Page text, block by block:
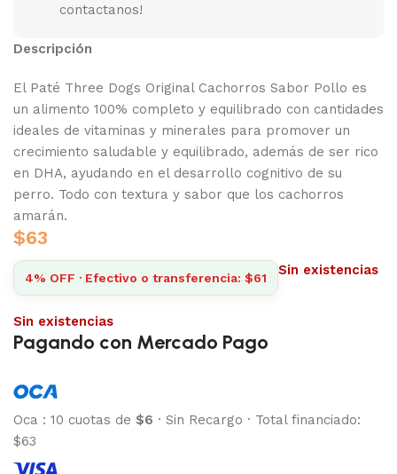
contactanos!
Descripción
El Paté Three Dogs Original Cachorros Sabor Pollo es
un alimento 100% completo y equilibrado con cantidades
ideales de vitaminas y minerales para promover un
crecimiento saludable y equilibrado, además de ser rico
en DHA, ayudando en el desarrollo cognitivo de su
perro. Todo con textura y sabor que los cachorros
amarán.
$63
4% OFF · Efectivo o transferencia: $61 Sin existencias
Sin existencias
Pagando con Mercado Pago
Oca : 10 cuotas de $6 · Sin Recargo · Total financiado:
$63